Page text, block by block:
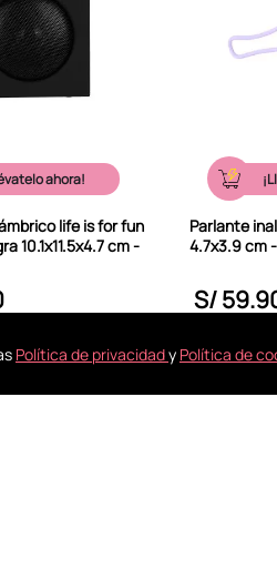
Política de privacidady Política de
ahora!
life is for fun
10.1x11.5x4.7 cm -
BOLSA
Parlante
4.7x3.9 cm
S/59.